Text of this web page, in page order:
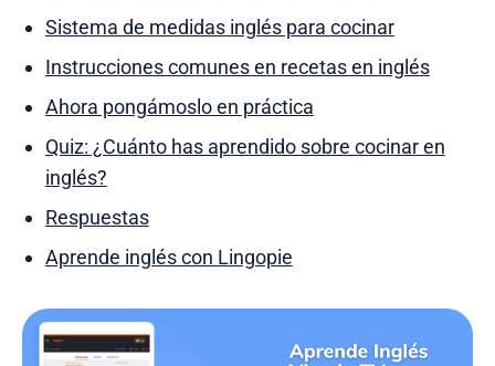
Sistema de medidas inglés para cocinar
Instrucciones comunes en recetas en inglés
Ahora pongámoslo en práctica
Quiz: ¿Cuánto has aprendido sobre cocinar en
inglés?
Respuestas
Aprende inglés con Lingopie